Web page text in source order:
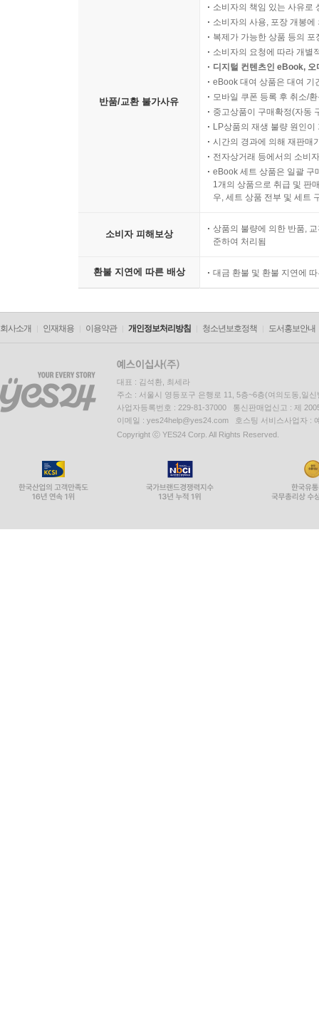
반품/교환 불가사유
소비자의 책임 있는 사유로
소비자의 사용, 포장 개봉
복제가 가능한 상품 등의
소비자의 요청에 따라 개별
디지털 컨텐츠인 eBook,
eBook 대여 상품은 대여 기
모바일 쿠폰 등록 후 취소/
중고상품이 구매확정(자동
LP상품의 재생 불량 원인
시간의 경과에 의해 재판매
전자상거래 등에서의 소비
eBook 세트 상품은 일괄 구
1개의 상품으로 취급 및 판
우, 세트 상품 전부 및 세트
소비자 피해보상
상품의 불량에 의한 반품,
준하여 처리됨
환불 지연에 따른 배상 대금 환불 및 환불 지연에
회사소개 인재채용 이용약관 개인정보처리방침 청소년보호정책 도서홍보안내
대표 : 김석환, 최세라
주소 : 서울시 영등포구 은행로 11, 5층~6층(여의도동,일신
사업자등록번호 : 229-81-37000 통신판매업신고 : 제
이메일 : yes24help@yes24.com 호스팅 서비스사업자 :
Copyright ⓒ YES24 Corp. All Rights Reserved.